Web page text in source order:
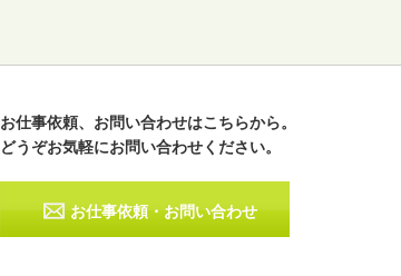
お仕事依頼、お問い合わせはこちらから。
どうぞお気軽にお問い合わせください。
お仕事依頼・お問い合わせ